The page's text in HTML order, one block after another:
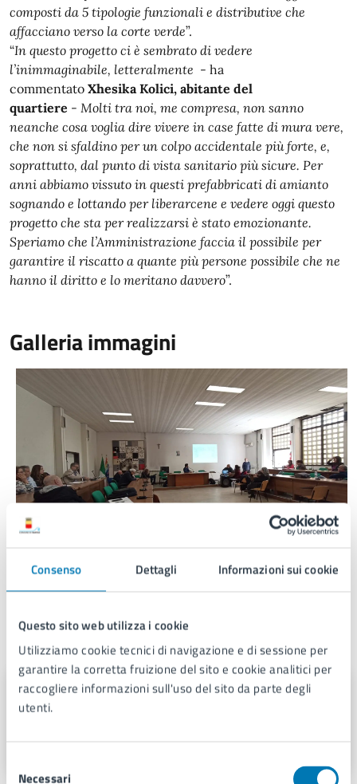
Consenso Dettagli Informazioni sui cookie
Questo sito web utilizza i cookie
Utilizziamo cookie tecnici di navigazione e di sessione per
garantire la corretta fruizione del sito e cookie analitici per
raccogliere informazioni sull'uso del sito da parte degli
utenti.
Necessari
composti da 5 tipologie funzionali e distributive che
affacciano verso la corte verde”.
“In questo progetto ci è sembrato di vedere
l’inimmaginabile, letteralmente - ha
commentato Xhesika Kolici, abitante del
quartiere - Molti tra noi, me compresa, non sanno
neanche cosa voglia dire vivere in case fatte di mura vere,
che non si sfaldino per un colpo accidentale più forte, e,
soprattutto, dal punto di vista sanitario più sicure. Per
anni abbiamo vissuto in questi prefabbricati di amianto
sognando e lottando per liberarcene e vedere oggi questo
progetto che sta per realizzarsi è stato emozionante.
Speriamo che l’Amministrazione faccia il possibile per
garantire il riscatto a quante più persone possibile che ne
hanno il diritto e lo meritano davvero”.
Galleria immagini
A cura di
Servizio Comunicazione
Istituzionale e Portale Web